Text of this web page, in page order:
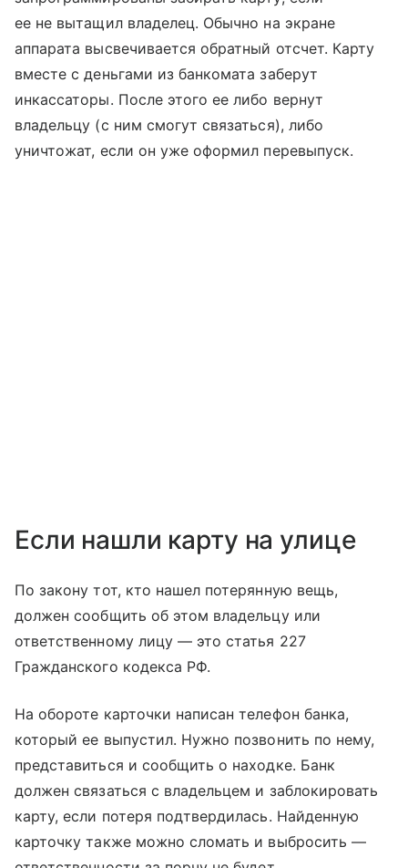
ее не вытащил владелец. Обычно на экране
аппарата высвечивается обратный отсчет. Карту
вместе с деньгами из банкомата заберут
инкассаторы. После этого ее либо вернут
владельцу (с ним смогут связаться), либо
уничтожат, если он уже оформил перевыпуск.
Если нашли карту на улице
По закону тот, кто нашел потерянную вещь,
должен сообщить об этом владельцу или
ответственному лицу — это статья 227
Гражданского кодекса РФ.
На обороте карточки написан телефон банка,
который ее выпустил. Нужно позвонить по нему,
представиться и сообщить о находке. Банк
должен связаться с владельцем и заблокировать
карту, если потеря подтвердилась. Найденную
карточку также можно сломать и выбросить —